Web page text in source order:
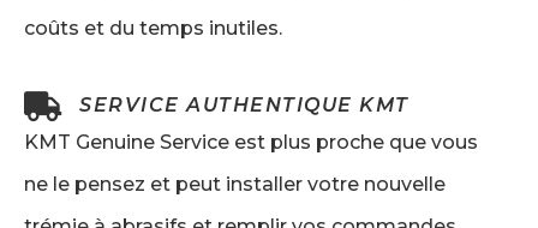
coûts et du temps inutiles.
SERVICE AUTHENTIQUE KMT
KMT Genuine Service est plus proche que vous
ne le pensez et peut installer votre nouvelle